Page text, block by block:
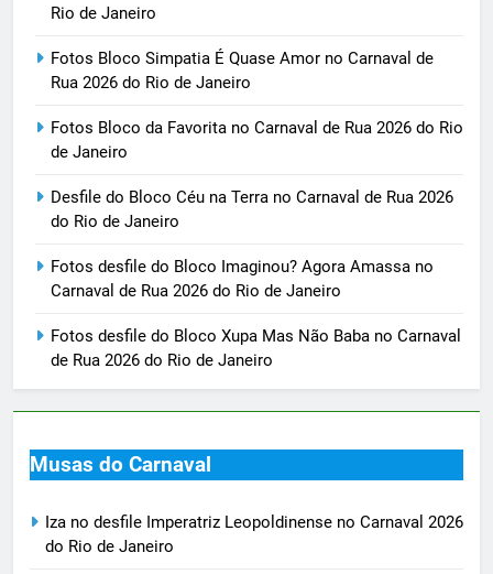
Rio de Janeiro
Fotos Bloco Simpatia É Quase Amor no Carnaval de
Rua 2026 do Rio de Janeiro
Fotos Bloco da Favorita no Carnaval de Rua 2026 do Rio
de Janeiro
Desfile do Bloco Céu na Terra no Carnaval de Rua 2026
do Rio de Janeiro
Fotos desfile do Bloco Imaginou? Agora Amassa no
Carnaval de Rua 2026 do Rio de Janeiro
Fotos desfile do Bloco Xupa Mas Não Baba no Carnaval
de Rua 2026 do Rio de Janeiro
Musas do Carnaval
Iza no desfile Imperatriz Leopoldinense no Carnaval 2026
do Rio de Janeiro